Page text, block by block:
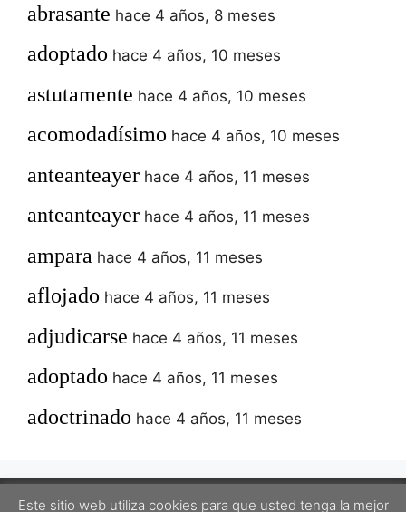
abrasante hace 4 años, 8 meses
adoptado hace 4 años, 10 meses
astutamente hace 4 años, 10 meses
acomodadísimo hace 4 años, 10 meses
anteanteayer hace 4 años, 11 meses
anteanteayer hace 4 años, 11 meses
ampara hace 4 años, 11 meses
aflojado hace 4 años, 11 meses
adjudicarse hace 4 años, 11 meses
adoptado hace 4 años, 11 meses
adoctrinado hace 4 años, 11 meses
Este sitio web utiliza cookies para que usted tenga la mejor